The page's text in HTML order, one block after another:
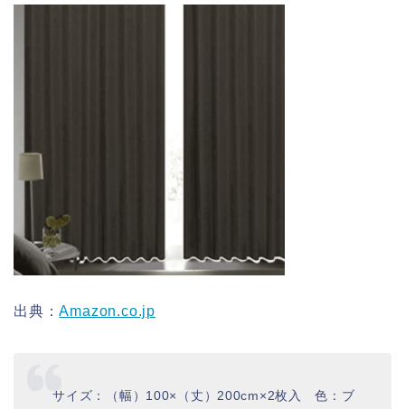
出典：Amazon.co.jp
サイズ：（幅）100×（丈）200cm×2枚入 色：ブ